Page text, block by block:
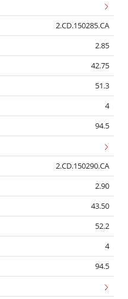
2.CD.150285.CA
2.85
42.75
51.3
4
94.5
2.CD.150290.CA
2.90
43.50
52.2
4
94.5